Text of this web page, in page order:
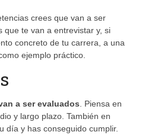
crees que van a ser
que te van a entrevistar y, si
concreto de tu carrera, a una
ejemplo práctico.
a ser evaluados . Piensa en
y largo plazo. También en
día y has conseguido cumplir.